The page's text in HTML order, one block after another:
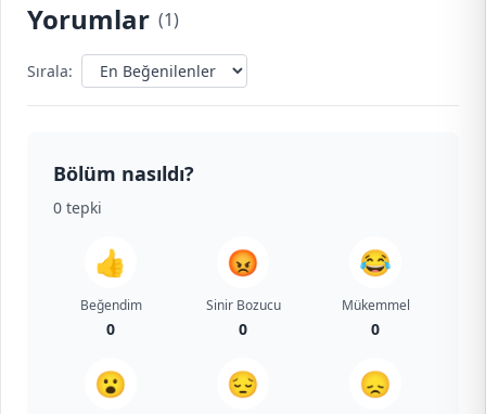
Yorumlar (1)
Sırala:
Bölüm nasıldı?
0 tepki
👍
Beğendim
0
😡
Sinir Bozucu
0
😂
Mükemmel
0
😮 😔 😞